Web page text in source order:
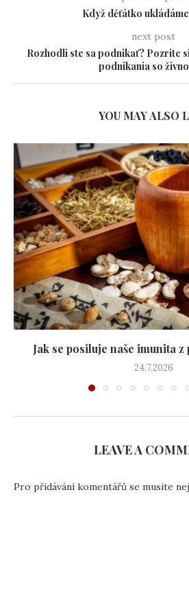
Když děťátko
next post
Rozhodli ste sa podnikať? Pozrite
podnikania so
YOU MAY ALSO
Jak se posiluje naše imunita
24.7.2026
LEAVE A
Pro přidávání komentářů se musíte